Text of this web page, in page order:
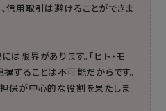
信用取引は避けることができま
は限界があります。「ヒト・モ
することは不可能だからです。
保が中心的な役割を果たしま